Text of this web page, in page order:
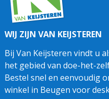
WIJ ZIJN VAN KEIJSTEREN
Bij Van Keijsteren vindt u
het gebied van doe-het-
Bestel snel en eenvoudig
winkel in Beugen voor